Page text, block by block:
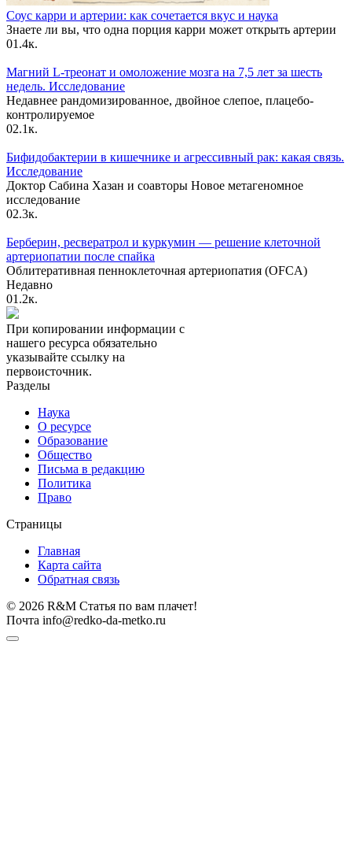
Соус карри и артерии: как сочетается вкус и наука
Знаете ли вы, что одна порция карри может открыть артерии
01.4к.
Магний L-треонат и омоложение мозга на 7,5 лет за шесть
недель. Исследование
Недавнее рандомизированное, двойное слепое, плацебо-
контролируемое
02.1к.
Бифидобактерии в кишечнике и агрессивный рак: какая связь.
Исследование
Доктор Сабина Хазан и соавторы Новое метагеномное
исследование
02.3к.
Берберин, ресвератрол и куркумин — решение клеточной
артериопатии после спайка
Облитеративная пенноклеточная артериопатия (OFCA)
Недавно
01.2к.
При копировании информации с
нашего ресурса обязательно
указывайте ссылку на
первоисточник.
Разделы
Наука
О ресурсе
Образование
Общество
Письма в редакцию
Политика
Право
Страницы
Главная
Карта сайта
Обратная связь
© 2026 R&M Статья по вам плачет!
Почта info@redko-da-metko.ru